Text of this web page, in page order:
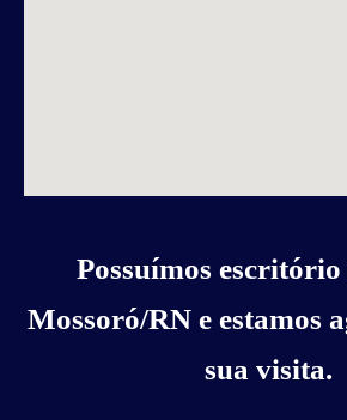
Possuímos
Mossoró/RN e estamos
sua visita.